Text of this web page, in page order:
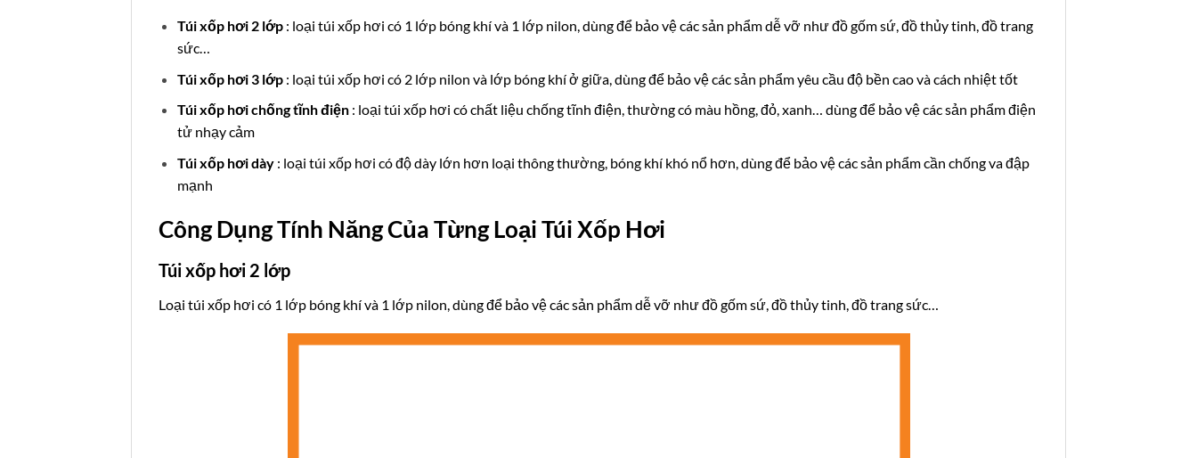
Túi xốp hơi 2 lớp : loại túi xốp hơi có 1 lớp bóng khí và 1 lớp nilon, dùng để bảo vệ các sản phẩm dễ vỡ như đồ gốm sứ, đồ thủy tinh, đồ trang
sức…
Túi xốp hơi 3 lớp : loại túi xốp hơi có 2 lớp nilon và lớp bóng khí ở giữa, dùng để bảo vệ các sản phẩm yêu cầu độ bền cao và cách nhiệt tốt
Túi xốp hơi chống tĩnh điện : loại túi xốp hơi có chất liệu chống tĩnh điện, thường có màu hồng, đỏ, xanh… dùng để bảo vệ các sản phẩm điện
tử nhạy cảm
Túi xốp hơi dày : loại túi xốp hơi có độ dày lớn hơn loại thông thường, bóng khí khó nổ hơn, dùng để bảo vệ các sản phẩm cần chống va đập
mạnh
Công Dụng Tính Năng Của Từng Loại Túi Xốp Hơi
Túi xốp hơi 2 lớp
Loại túi xốp hơi có 1 lớp bóng khí và 1 lớp nilon, dùng để bảo vệ các sản phẩm dễ vỡ như đồ gốm sứ, đồ thủy tinh, đồ trang sức…